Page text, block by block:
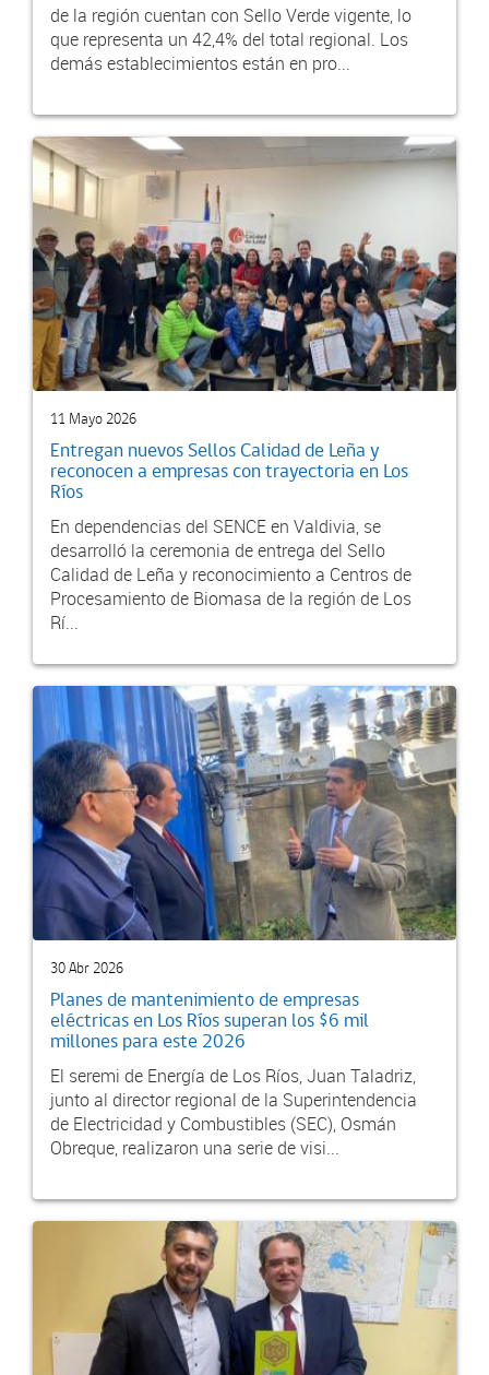
de la región cuentan con Sello Verde vigente, lo
que representa un 42,4% del total regional. Los
demás establecimientos están en pro...
11 Mayo 2026
Entregan nuevos Sellos Calidad de Leña y
reconocen a empresas con trayectoria en Los
Ríos
En dependencias del SENCE en Valdivia, se
desarrolló la ceremonia de entrega del Sello
Calidad de Leña y reconocimiento a Centros de
Procesamiento de Biomasa de la región de Los
Rí...
30 Abr 2026
Planes de mantenimiento de empresas
eléctricas en Los Ríos superan los $6 mil
millones para este 2026
El seremi de Energía de Los Ríos, Juan Taladriz,
junto al director regional de la Superintendencia
de Electricidad y Combustibles (SEC), Osmán
Obreque, realizaron una serie de visi...